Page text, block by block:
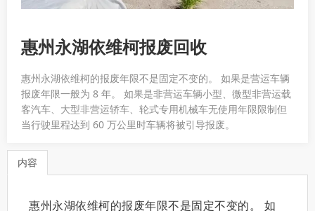
惠州永湖依维柯报废回收
惠州永湖依维柯的报废年限不是固定不变的。 如果是营运车辆
报废年限一般为 8 年。 如果是非营运车辆小型、微型非营运载
客汽车、大型非营运轿车、轮式专用机械车无使用年限限制但
当行驶里程达到 60 万公里时车辆将被引导报废。
内容
惠州永湖依维柯的报废年限不是固定不变的。 如